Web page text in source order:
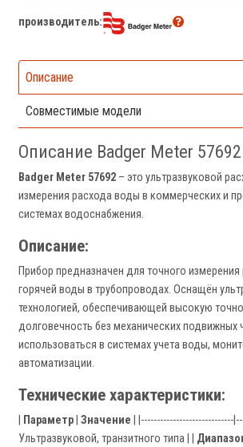
производитель:
Описание
Совместимые модели
Описание Badger Meter 57692
Badger Meter 57692 – это ультразвуковой
измерения расхода воды в коммерческих и
системах водоснабжения.
Описание:
Прибор предназначен для точного
горячей воды в трубопроводах. Оснащён
технологией, обеспечивающей высокую
долговечность без механических подвижных
использоваться в системах учета воды,
автоматизации.
Технические характеристики:
Параметр Значение | |-----------------------------
Ультразвуковой, транзитного типа | |